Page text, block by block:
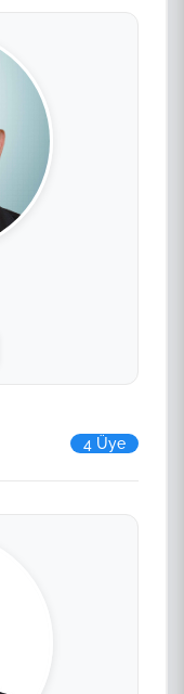
4 Üye